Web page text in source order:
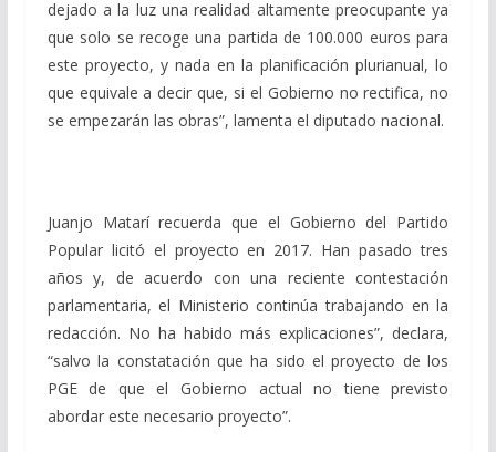
dejado a la luz una realidad altamente preocupante ya
que solo se recoge una partida de 100.000 euros para
este proyecto, y nada en la planificación plurianual, lo
que equivale a decir que, si el Gobierno no rectifica, no
se empezarán las obras”, lamenta el diputado nacional.
Juanjo Matarí recuerda que el Gobierno del Partido
Popular licitó el proyecto en 2017. Han pasado tres
años y, de acuerdo con una reciente contestación
parlamentaria, el Ministerio continúa trabajando en la
redacción. No ha habido más explicaciones”, declara,
“salvo la constatación que ha sido el proyecto de los
PGE de que el Gobierno actual no tiene previsto
abordar este necesario proyecto”.